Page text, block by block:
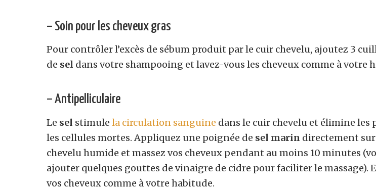
– Soin pour les cheveux gras
Pour contrôler l’excès de sébum produit par le cuir chevelu, ajoutez 3
de sel dans votre shampooing et lavez-vous les cheveux comme à votre
– Antipelliculaire
Le sel stimule la circulation sanguine dans le cuir chevelu et élimine les
les cellules mortes. Appliquez une poignée de sel marin directement
chevelu humide et massez vos cheveux pendant au moins 10 minutes
ajouter quelques gouttes de vinaigre de cidre pour faciliter le massage).
vos cheveux comme à votre habitude.